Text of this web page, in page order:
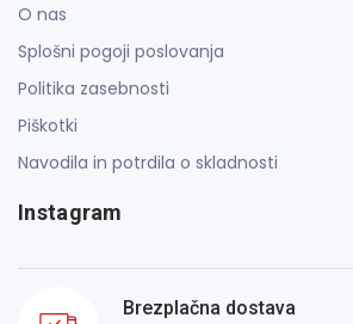
O nas
Splošni pogoji poslovanja
Politika zasebnosti
Piškotki
Navodila in potrdila o skladnosti
Instagram
Brezplačna dostava